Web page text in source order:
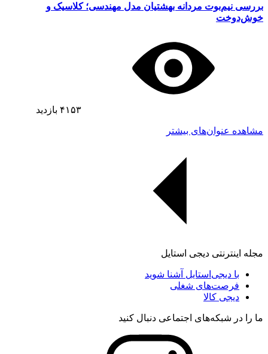
بررسی نیم‌بوت مردانه بهشتیان مدل مهندسی؛ کلاسیک و
خوش‌دوخت
۴۱۵۳ بازدید
مشاهده عنوان‌های بیشتر
مجله اینترنتی دیجی استایل
با دیجی‌استایل آشنا شوید
فرصت‌های شغلی
دیجی کالا
ما را در شبکه‌های اجتماعی دنبال کنید